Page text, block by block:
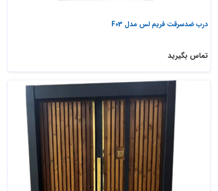
درب ضدسرقت فریم لس مدل F03
تماس بگیرید